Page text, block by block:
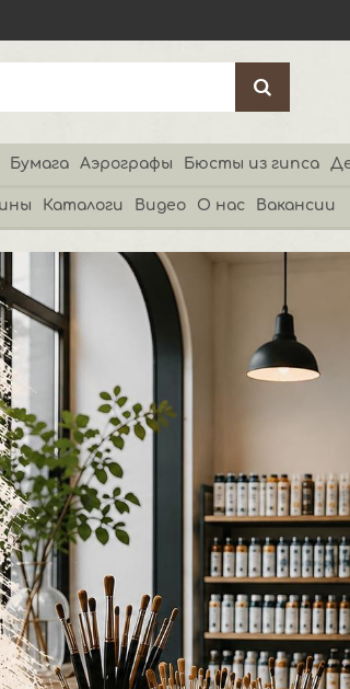
Бумага Аэрографы Бюсты из гипса
Каталоги Видео О нас Вакансии